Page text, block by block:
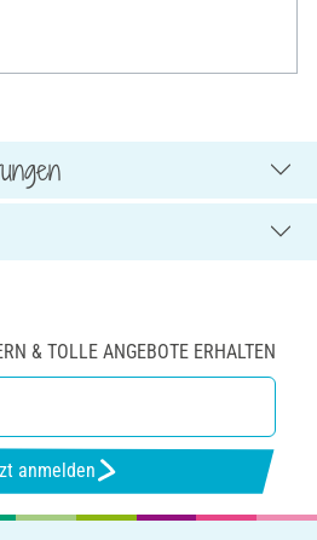
& TOLLE ANGEBOTE ERHALTEN
anmelden